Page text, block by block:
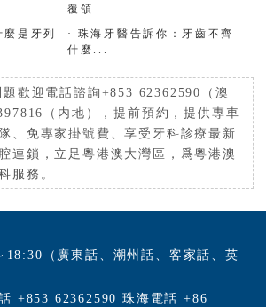
覆頜...
是牙列
·
珠海牙醫告訴你：牙齒不齊
什麼...
題歡迎電話諮詢+853 62362590（澳
（内地），提前預約，提供專車
、免專家掛號費、享受牙科診療最新
連鎖，立足粵港澳大灣區，爲粵港澳
服務。
18:30（廣東話、潮州話、客家話、英
+853 62362590 珠海電話 +86